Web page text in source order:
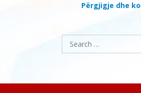
Përgjigje dhe
Search
for: